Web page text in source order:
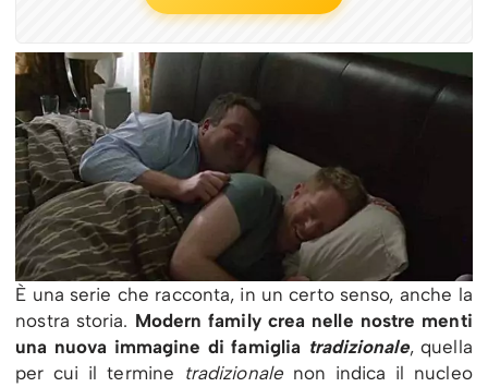
È una serie che racconta, in un certo senso, anche la
nostra storia. Modern family crea nelle nostre menti
una nuova immagine di famiglia tradizionale, quella
per cui il termine tradizionale non indica il nucleo